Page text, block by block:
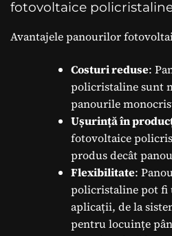
fotovoltaice
Avantajele panourilor
Costuri reduse:
policristaline sunt
panourile
Ușurință în
fotovoltaice
produs decât
Flexibilitate:
policristaline pot fi
aplicații, de la
pentru locuințe